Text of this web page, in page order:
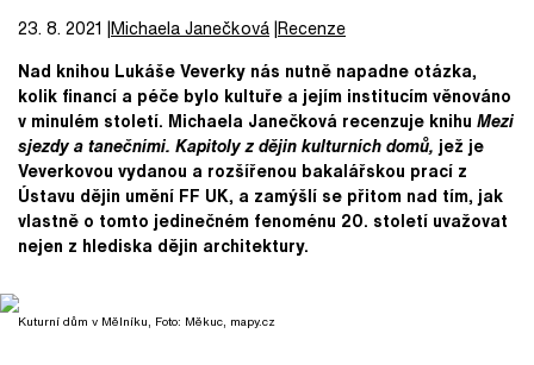
23. 8. 2021 MichaelaJanečková Recenze
Nad knihou Lukáše Veverky nás nutně napadne otázka,
kolik financí a péče bylo kultuře a jejím institucím věnováno
v minulém století. Michaela Janečková recenzuje knihu Mezi
sjezdy a tanečními. Kapitoly z dějin kulturních domů, jež je
Veverkovou vydanou a rozšířenou bakalářskou prací z
Ústavu dějin umění FF UK, a zamýšlí se přitom nad tím, jak
vlastně o tomto jedinečném fenoménu 20. století uvažovat
nejen z hlediska dějin architektury.
Kuturní dům v Mělníku, Foto: Měkuc, mapy.cz